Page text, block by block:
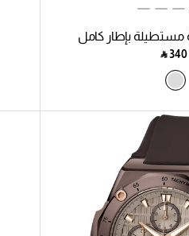
بإطار كامل
‎ ⃁ ⁦340⁩ ‎